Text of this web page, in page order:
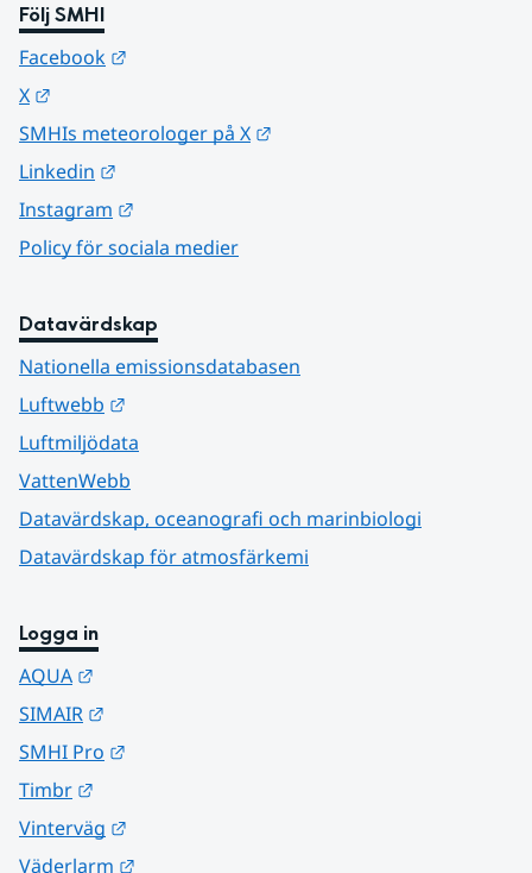
Följ SMHI
Facebook
X
SMHIs meteorologer på X
Linkedin
Instagram
Policy för sociala medier
Datavärdskap
Nationella emissionsdatabasen
Luftwebb
Luftmiljödata
VattenWebb
Datavärdskap, oceanografi och marinbiologi
Datavärdskap för atmosfärkemi
Logga in
AQUA
SIMAIR
SMHI Pro
Timbr
Vinterväg
Väderlarm